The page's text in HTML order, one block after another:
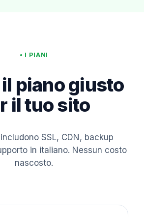
• I PIANI
piano giusto
il tuo sito
SSL, CDN, backup
in italiano. Nessun costo
nascosto.